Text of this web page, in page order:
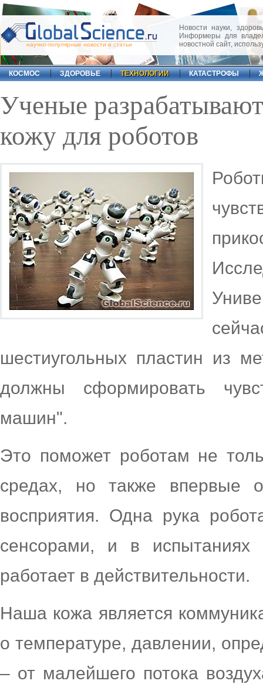
научно-популярные новости и статьи
Новости науки,
Информеры для
новостной сайт,
КОСМОС ЗДОРОВЬЕ ТЕХНОЛОГИИ КАТАСТРОФЫ
Ученые
кожу для роботов
шестиугольных пластин из
должны сформировать
машин".
Это поможет роботам не
средах, но также впервые
восприятия. Одна рука
сенсорами, и в испытаниях
работает в действительности.
Наша кожа является
о температуре, давлении,
– от малейшего потока